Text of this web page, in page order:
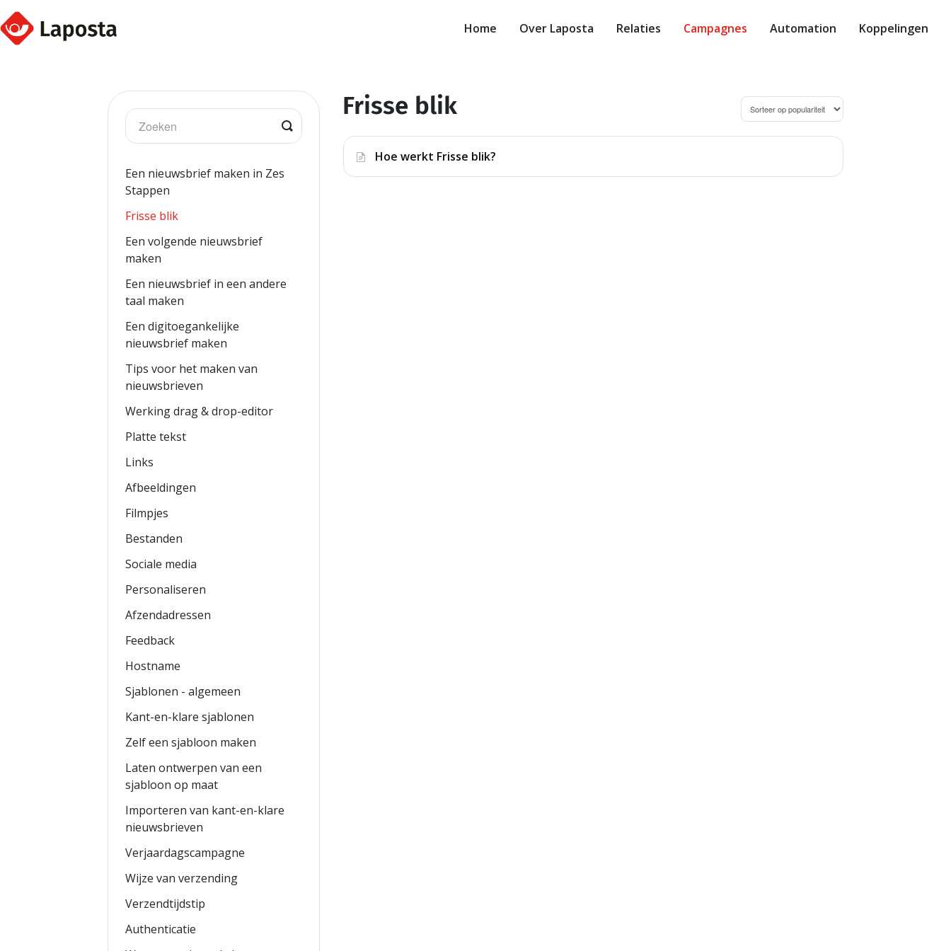
Home Over Laposta Relaties Campagnes Automation Koppelingen
Frisse blik
Hoe werkt Frisse blik?
Toggle
Search
Een nieuwsbrief maken in Zes
Stappen
Frisse blik
Een volgende nieuwsbrief
maken
Een nieuwsbrief in een andere
taal maken
Een digitoegankelijke
nieuwsbrief maken
Tips voor het maken van
nieuwsbrieven
Werking drag & drop-editor
Platte tekst
Links
Afbeeldingen
Filmpjes
Bestanden
Sociale media
Personaliseren
Afzendadressen
Feedback
Hostname
Sjablonen - algemeen
Kant-en-klare sjablonen
Zelf een sjabloon maken
Laten ontwerpen van een
sjabloon op maat
Importeren van kant-en-klare
nieuwsbrieven
Verjaardagscampagne
Wijze van verzending
Verzendtijdstip
Authenticatie